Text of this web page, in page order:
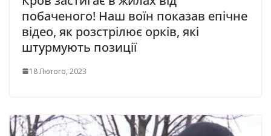
побаченого! Наш воїн показав епічне
відео, як розстрілює орків, які
штурмують позиції
18 Лютого, 2023